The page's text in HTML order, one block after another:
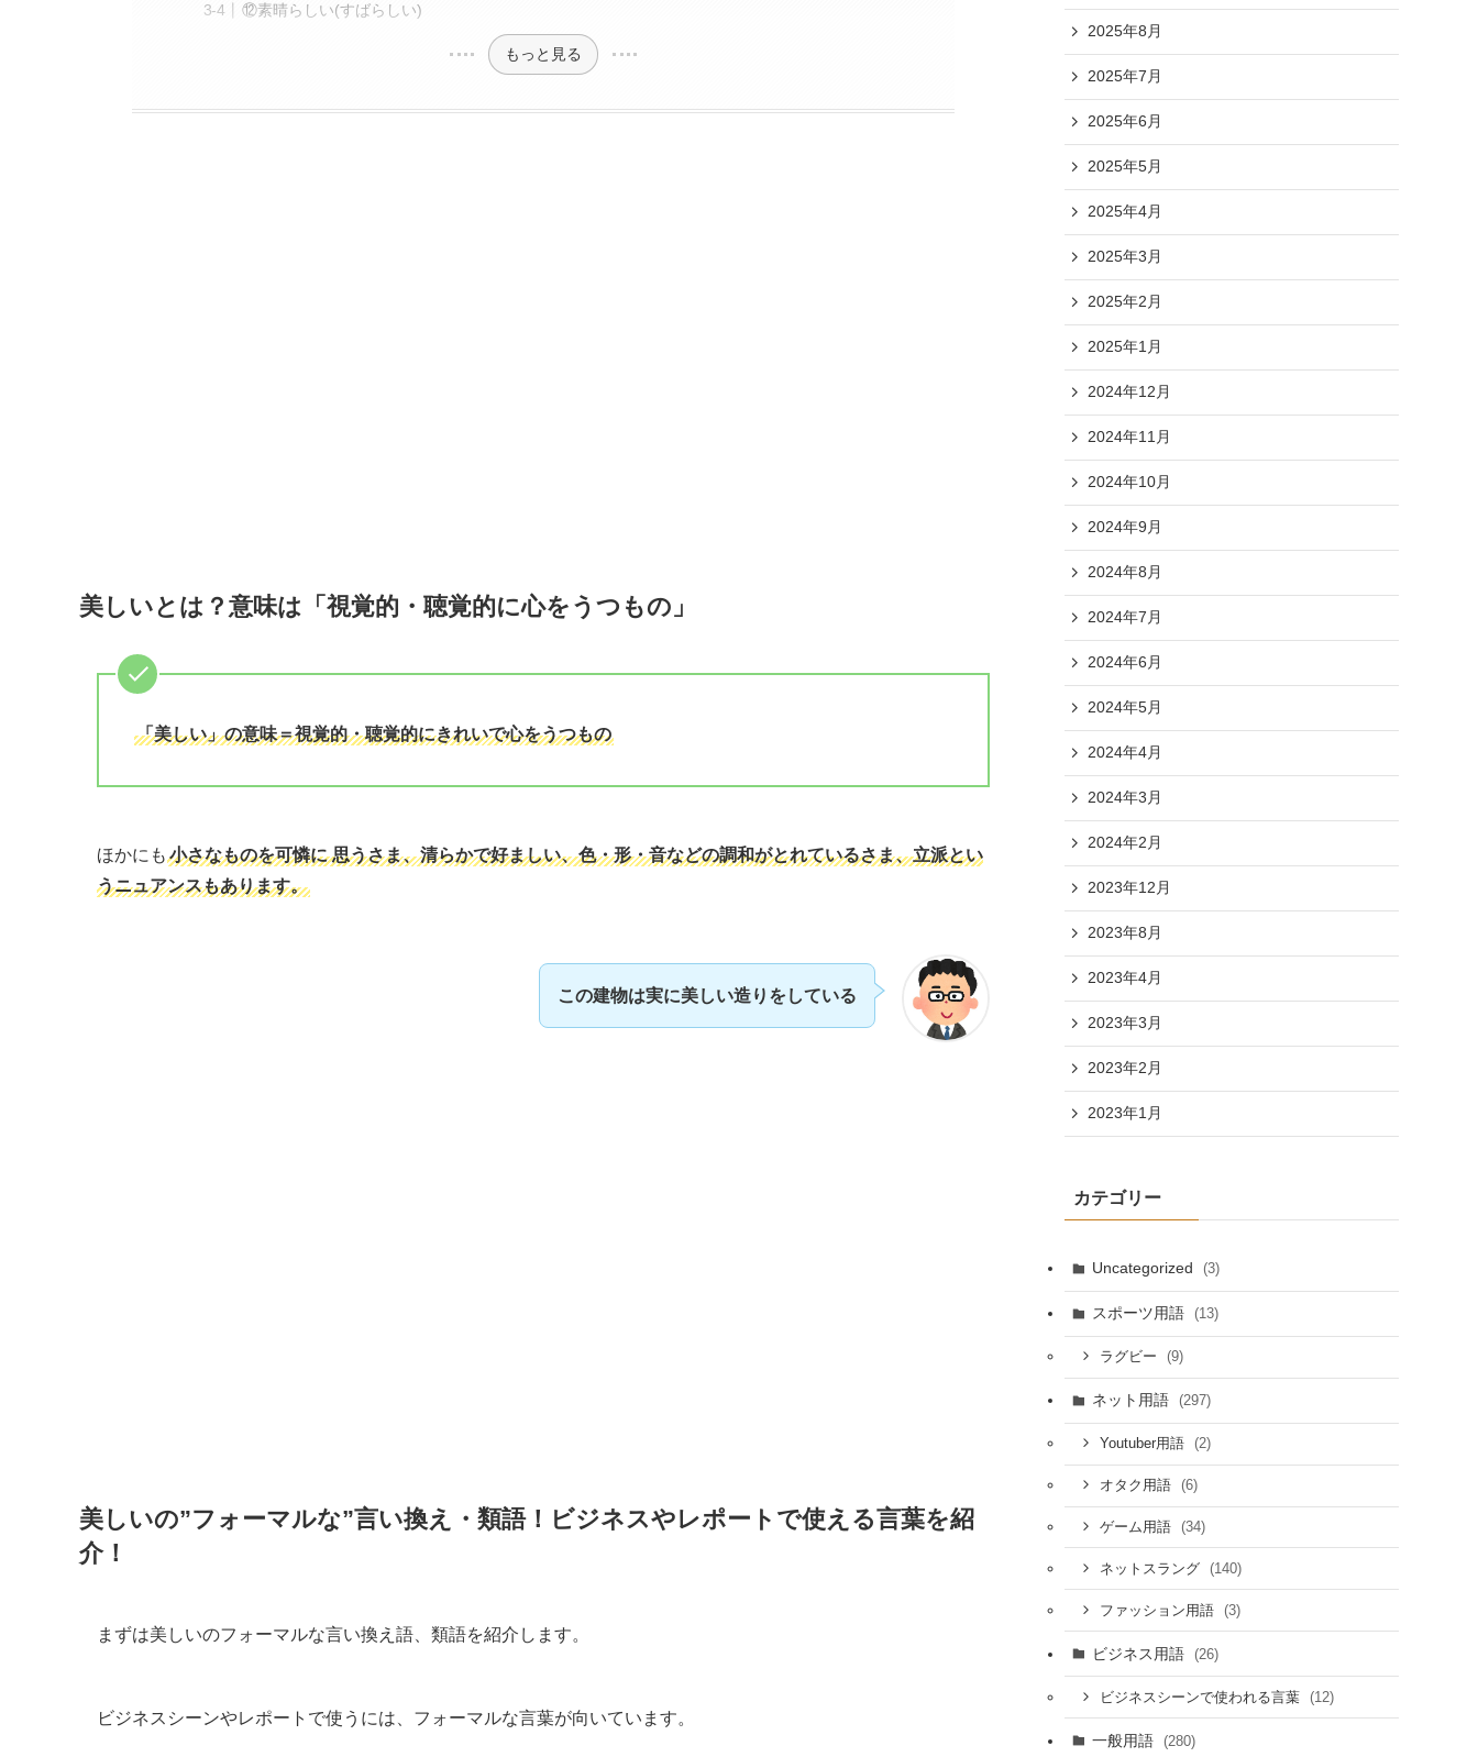
⑫素晴らしい(すばらしい)
もっと見る
美しいとは？意味は「視覚的・聴覚的に心をうつもの」
「美しい」の意味＝視覚的・聴覚的にきれいで心をうつもの
ほかにも 小さなものを可憐に 思うさま、清らかで好ましい、色・形・音などの調和がとれているさま、立派とい
うニュアンスもあります。
この建物は実に美しい造りをしている
美しいの”フォーマルな”言い換え・類語！ビジネスやレポートで使える言葉を紹
介！
まずは美しいのフォーマルな言い換え語、類語を紹介します。
ビジネスシーンやレポートで使うには、フォーマルな言葉が向いています。
2025年8月
2025年7月
2025年6月
2025年5月
2025年4月
2025年3月
2025年2月
2025年1月
2024年12月
2024年11月
2024年10月
2024年9月
2024年8月
2024年7月
2024年6月
2024年5月
2024年4月
2024年3月
2024年2月
2023年12月
2023年8月
2023年4月
2023年3月
2023年2月
2023年1月
カテゴリー
Uncategorized (3)
スポーツ用語 (13)
ラグビー (9)
ネット用語 (297)
Youtuber用語 (2)
オタク用語 (6)
ゲーム用語 (34)
ネットスラング (140)
ファッション用語 (3)
ビジネス用語 (26)
ビジネスシーンで使われる言葉 (12)
一般用語 (280)